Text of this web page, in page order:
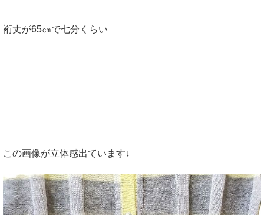
裄丈が65㎝で七分くらい
この画像が立体感出ています↓